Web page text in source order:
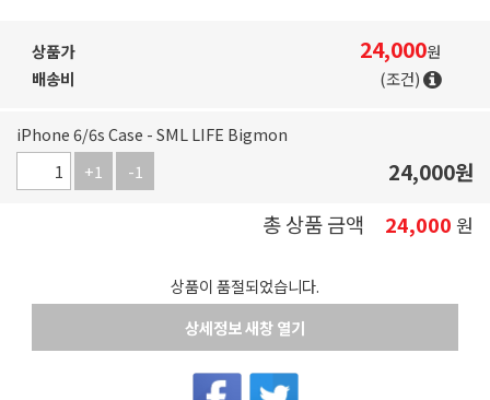
상품가 24,000원
배송비
(조건)
iPhone 6/6s Case - SML LIFE Bigmon
+1
-1 24,000원
총 상품 금액
24,000 원
상품이 품절되었습니다.
상세정보 새창 열기